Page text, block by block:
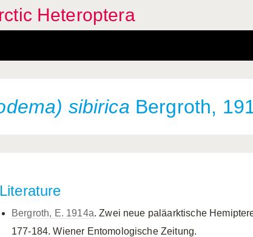
Heteroptera
sibirica Bergroth,
Literature
Bergroth, E. 1914a. Zwei neue paläarktische
177-184. Wiener Entomologische Zeitung.